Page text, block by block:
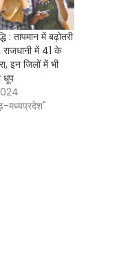
: तापमान में बढ़ोतरी
राजधानी में 41 के
इन जिलों में भी
धूप
मध्यप्रदेश"